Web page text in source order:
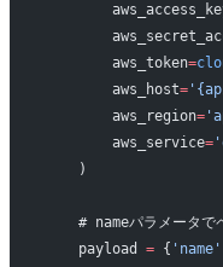
        aws_token
=
        aws_host
=
        aws_region
=
        aws_service
=
    )
# nameパラメータで
    payload
= { 'name'